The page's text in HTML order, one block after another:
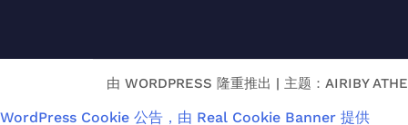
由 WORDPRESS 隆重推出 | 主题： AIRIBY
WordPress Cookie 公告，由 Real Cookie Banner 提供